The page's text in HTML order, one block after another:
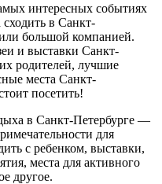
интересных событиях
в Санкт-
большой компанией.
и выставки Санкт-
родителей, лучшие
места Санкт-
посетить!
в Санкт-Петербурге —
для
с ребенком, выставки,
места для активного
другое.